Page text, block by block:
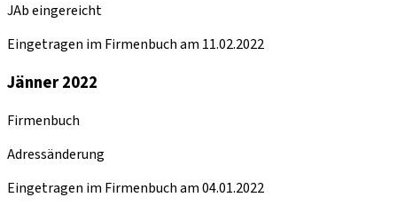
JAb eingereicht
Eingetragen im Firmenbuch am 11.02.2022
Jänner 2022
Firmenbuch
Adressänderung
Eingetragen im Firmenbuch am 04.01.2022